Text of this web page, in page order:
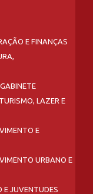
E FINANÇAS
LAZER E
E
URBANO E
E JUVENTUDES